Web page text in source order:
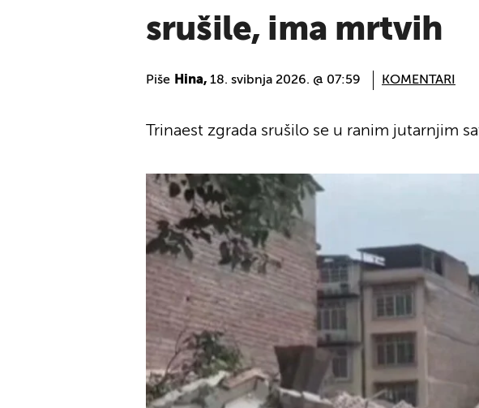
srušile, ima mrtvih
Piše Hina, 18. svibnja 2026. @ 07:59 KOMENTARI
Trinaest zgrada srušilo se u ranim jutarnjim